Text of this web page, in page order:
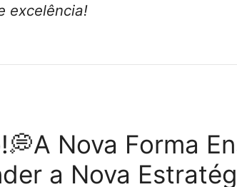
excelência!
Nova Forma
a Nova